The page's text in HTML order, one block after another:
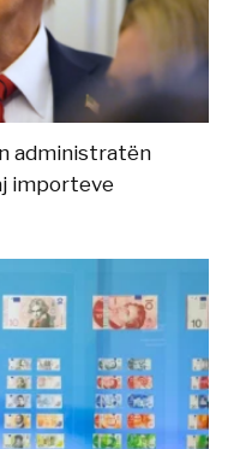
administratën
importeve